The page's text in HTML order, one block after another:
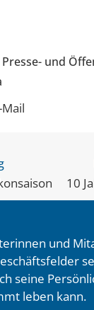
und
10
und
seine
leben kann.